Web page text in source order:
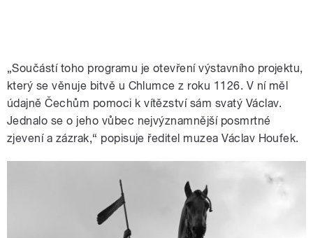
„Součástí toho programu je otevření výstavního projektu,
který se věnuje bitvě u Chlumce z roku 1126. V ní měl
údajně Čechům pomoci k vítězství sám svatý Václav.
Jednalo se o jeho vůbec nejvýznamnější posmrtné
zjevení a zázrak,“ popisuje ředitel muzea Václav Houfek.